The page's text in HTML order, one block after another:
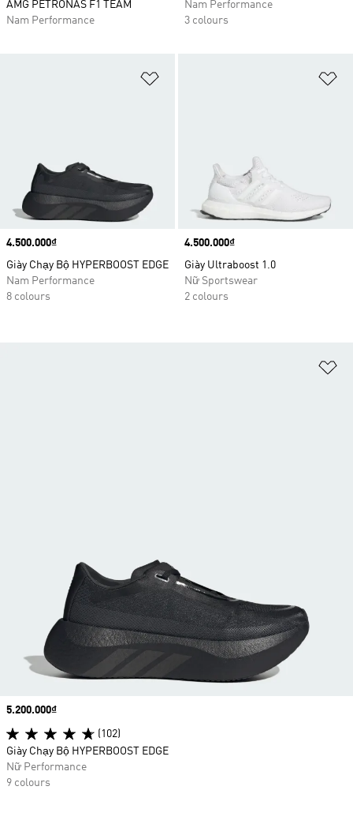
AMG PETRONAS F1 TEAM
Nam Performance
Nam Performance
3 colours
Price
4.500.000₫
Giày Chạy Bộ HYPERBOOST EDGE
Nam Performance
8 colours
Price
4.500.000₫
Giày Ultraboost 1.0
Nữ Sportswear
2 colours
Price
5.200.000₫
(102)
Giày Chạy Bộ HYPERBOOST EDGE
Nữ Performance
9 colours